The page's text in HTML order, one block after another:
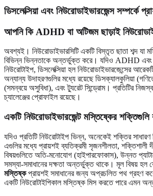
ডিসলেক্সিয়া এবং নিউরোডাইভারজেন্স সম্পর্কে
আপনি কি ADHD বা অটিজম ছাড়াই
অবশ্যই। নিউরোডাইভারসিটি একটি বিস্তৃত ছাতা শব্দ যা
বিভিন্ন ভিন্নতাকে অন্তর্ভুক্ত করে। যদিও ADHD এবং
নিউরোটাইপ, ডিসলেক্সিয়া হল নিউরোডাইভারজেন্সের
অন্যান্য উদাহরণগুলির মধ্যে রয়েছে ডিসক্যালকুলিয়া (গণিতে
(সমন্বয়ে অসুবিধা), এবং ট্যুরেট সিন্ড্রোম। প্রতিটির
চ্যালেঞ্জের প্রোফাইল রয়েছে।
একটি নিউরোডাইভারজেন্ট মস্তিষ্কের শক্তিগুলি
যদিও প্রতিটি নিউরোটাইপ ভিন্ন, অনেকেই শক্তির সাধারণ
এগুলির মধ্যে প্রায়শই ব্যতিক্রমী সৃজনশীলতা, শক্তিশালী
বিষয়গুলিতে অতি-মনোযোগ (হাইপারফোকাস), উন্নত
সমস্যা-সমাধানের দক্ষতা অন্তর্ভুক্ত থাকে। মূল বিষয় হল
মস্তিষ্কপ্রায়শই সমাধানের জন্য অপ্রচলিত পথ গ্রহণ
একটি নিউরোটাইপিকাল মস্তিষ্ক মিস করতে পারে এমন